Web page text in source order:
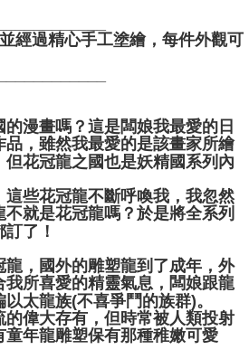
經過精心手工塗繪，每件外觀可
漫畫嗎？這是闆娘我最愛的日
，雖然我最愛的是該畫家所繪
花冠龍之國也是妖精國系列內
些花冠龍不斷呼喚我，我忽然
就是花冠龍嗎？於是將全系列
了！
龍，國外的雕塑龍到了成年，外
所喜愛的精靈氣息，闆娘跟龍
太龍族(不喜爭鬥的族群)。
偉大存有，但時常被人類投射
年龍雕塑保有那種稚嫩可愛